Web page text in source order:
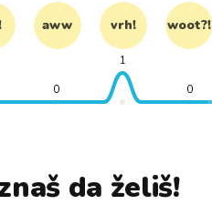
aww vrh! woot?!
0
1
0
da želiš!